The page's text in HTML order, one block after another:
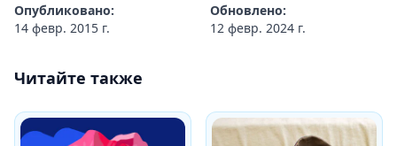
Опубликовано:
14 февр. 2015 г.
Обновлено:
12 февр. 2024 г.
Читайте также